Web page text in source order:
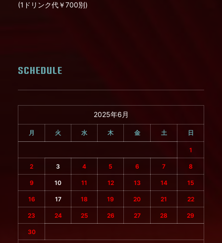
(1ドリンク代￥700別)
SCHEDULE
2025年6月
月 火 水 木 金 土 日
1
2 3 4 5 6 7 8
9 10 11 12 13 14 15
16 17 18 19 20 21 22
23 24 25 26 27 28 29
30